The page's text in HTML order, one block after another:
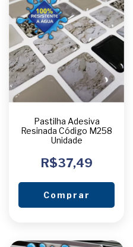
Pastilha Adesiva
Resinada Código M258
Unidade
R$37,49
Comprar